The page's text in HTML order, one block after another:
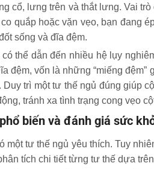
cổ, lưng trên và thắt lưng. Vai
quắp hoặc vặn vẹo, bạn đang
sống và đĩa đệm.
thể dẫn đến nhiều hệ lụy
đệm, vốn là những “miếng
Duy trì một tư thế ngủ đúng giúp
tránh xa tình trạng cong vẹo
biến và đánh giá sức
một tư thế ngủ yêu thích. Tuy
tích chi tiết từng tư thế dựa